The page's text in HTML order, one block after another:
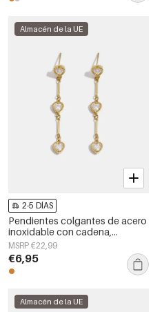
Almacén de la UE
2-5 DÍAS
Pendientes colgantes de acero
inoxidable con cadena,
elegantes, ideales para
reuniones o fiestas. Colección
de lujo para mujer.
MSRP €22,99
€6,95
Almacén de la UE